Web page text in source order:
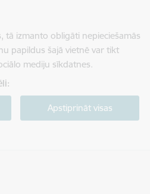
tā izmanto obligāti nepieciešamās
papildus šajā vietnē var tikt
mediju sīkdatnes.
Apstiprināt visas